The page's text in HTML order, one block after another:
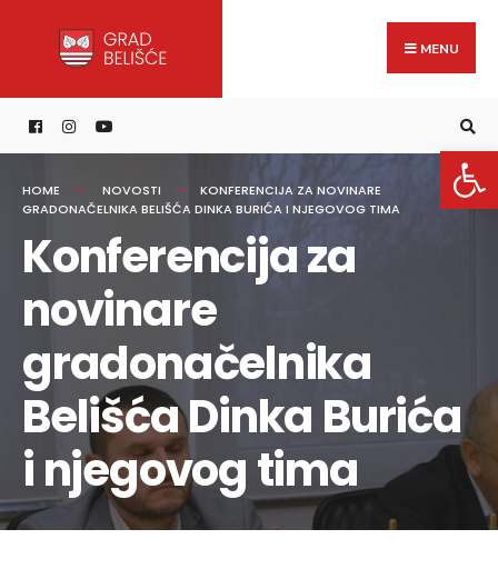
content
MENU
HOME NOVOSTI
KONFERENCIJA ZA NOVINARE
GRADONAČELNIKA BELIŠĆA DINKA BURIĆA I NJEGOVOG TIMA
Konferencija za
novinare
gradonačelnika
Belišća Dinka Burića
i njegovog tima
for: